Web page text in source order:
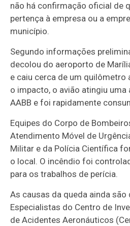
não há confirmação oficial de
pertença à empresa ou a
município.
Segundo informações
decolou do aeroporto de
e caiu cerca de um quilômetro
o impacto, o avião atingiu uma
AABB e foi rapidamente
Equipes do Corpo de
Atendimento Móvel de
Militar e da Polícia Científica
o local. O incêndio foi
para os trabalhos de perícia.
As causas da queda ainda são
Especialistas do Centro de
de Acidentes Aeronáuticos